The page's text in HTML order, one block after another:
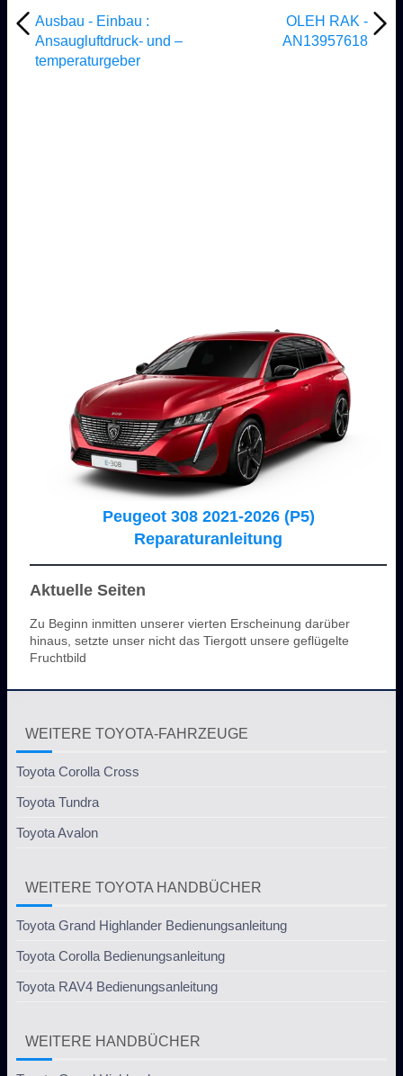
Ausbau - Einbau :
Ansaugluftdruck- und –
temperaturgeber
OLEH RAK -
AN13957618
Peugeot 308 2021-2026 (P5)
Reparaturanleitung
Aktuelle Seiten
Zu Beginn inmitten unserer vierten Erscheinung darüber
hinaus, setzte unser nicht das Tiergott unsere geflügelte
Fruchtbild
WEITERE TOYOTA-FAHRZEUGE
Toyota Corolla Cross
Toyota Tundra
Toyota Avalon
WEITERE TOYOTA HANDBÜCHER
Toyota Grand Highlander Bedienungsanleitung
Toyota Corolla Bedienungsanleitung
Toyota RAV4 Bedienungsanleitung
WEITERE HANDBÜCHER